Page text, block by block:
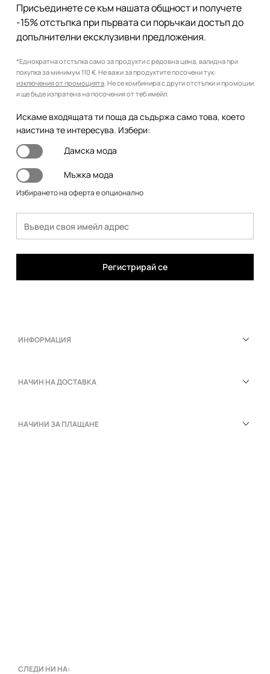
Присъединете се към нашата общност и получете
-15% отстъпка при първата си поръчкаи достъп до
допълнителни ексклузивни предложения.
*Еднократна отстъпка само за продукти с редовна цена, валидна при
покупка за минимум 110 €. Не важи за продуктите посочени тук:
изключения от промоцията. Не се комбинира с други отстъпки и промоции
и ще бъде изпратена на посочения от теб имейл.
Искаме входящата ти поща да съдържа само това, което
наистина те интересува. Избери:
Дамска мода
Мъжка мода
Избирането на оферта е опционално
Регистрирай се
ИНФОРМАЦИЯ
НАЧИН НА ДОСТАВКА
НАЧИНИ ЗА ПЛАЩАНЕ
СЛЕДИ НИ НА: